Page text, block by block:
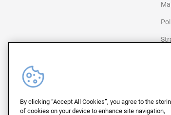
© 2026 Civey
By clicking “Accept All Cookies”, you agree to the
of cookies on your device to enhance site navigation,